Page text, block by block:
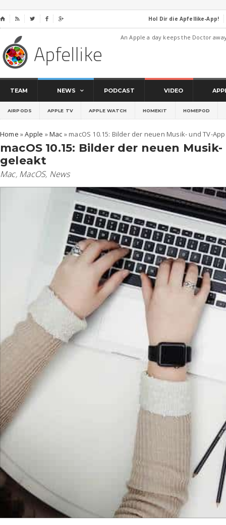
⌂     Hol Dir die Apfellike-App!
An Apple a day keeps the Doctor
TEAM NEWS PODCAST VIDEO
AIRPODS APPLE TV APPLE WATCH HOMEKIT HOMEPOD
Home »Apple »Mac » macOS 10.15: Bilder der neuen Musik- und TV-
macOS 10.15: Bilder der neuen
geleakt
Mac, MacOS, News